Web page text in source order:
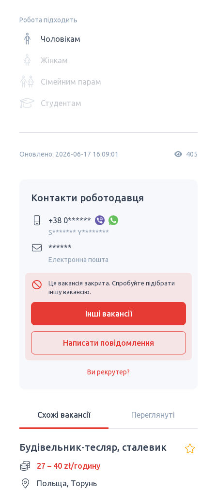
Робота підходить
Чоловікам
Жінкам
Сімейним парам
Студентам
Оновлено: 2026-06-17 16:09:01 405
Контакти роботодавця
+38 0******
S******* Y********
******
Електронна пошта
Ця вакансія закрита. Спробуйте підібрати
іншу вакансію.
Інші вакансії
Написати повідомлення
Ви рекрутер?
Схожі вакансії Переглянуті
Будівельник-тесляр, сталевик
27 – 40 zł/годину
Польща, Торунь